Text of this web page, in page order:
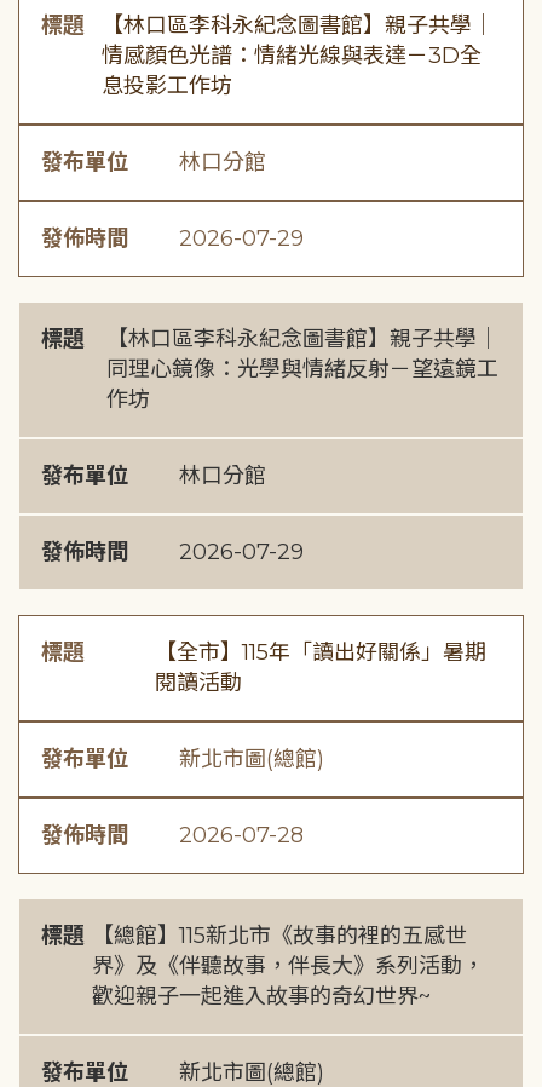
標題
【林口區李科永紀念圖書館】親子共學｜
情感顏色光譜：情緒光線與表達－3D全
息投影工作坊
發布單位 林口分館
發佈時間 2026-07-29
標題
【林口區李科永紀念圖書館】親子共學｜
同理心鏡像：光學與情緒反射－望遠鏡工
作坊
發布單位 林口分館
發佈時間 2026-07-29
標題
【全市】115年「讀出好關係」暑期
閱讀活動
發布單位 新北市圖(總館)
發佈時間 2026-07-28
標題
【總館】115新北市《故事的裡的五感世
界》及《伴聽故事，伴長大》系列活動，
歡迎親子一起進入故事的奇幻世界~
發布單位 新北市圖(總館)